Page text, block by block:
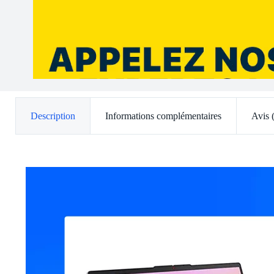
Description Informations complémentaires Avis